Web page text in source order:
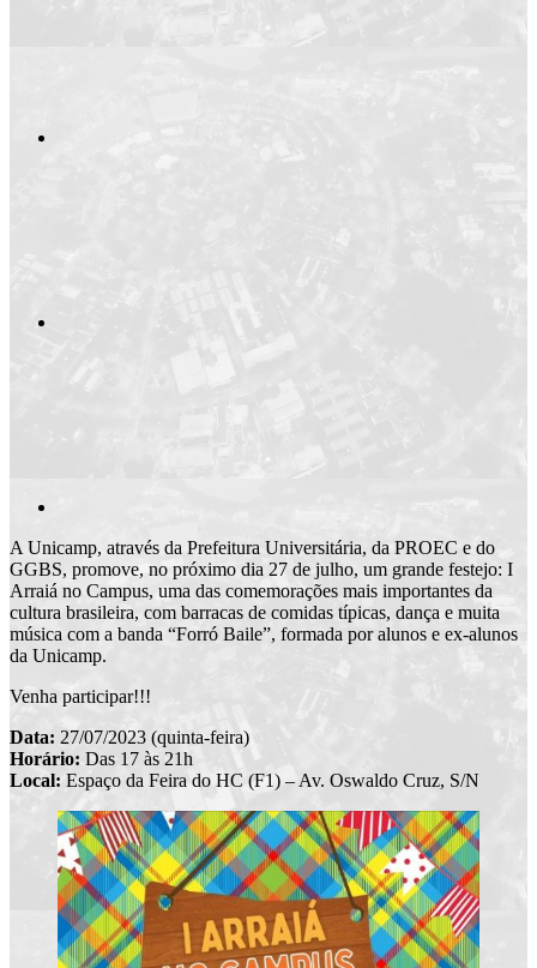
A Unicamp, através da Prefeitura Universitária, da PROEC e do
GGBS, promove, no próximo dia 27 de julho, um grande festejo: I
Arraiá no Campus, uma das comemorações mais importantes da
cultura brasileira, com barracas de comidas típicas, dança e muita
música com a banda “Forró Baile”, formada por alunos e ex-alunos
da Unicamp.
Venha participar!!!
Data: 27/07/2023 (quinta-feira)
Horário: Das 17 às 21h
Local: Espaço da Feira do HC (F1) – Av. Oswaldo Cruz, S/N